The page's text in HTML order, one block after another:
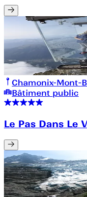
Chamonix-Mont-
Bâtiment public
Le Pas Dans Le